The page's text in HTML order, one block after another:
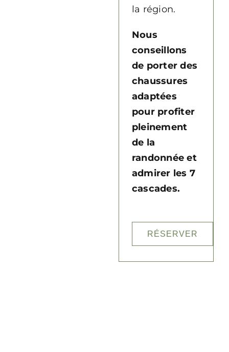
la région.
Nous
conseillons
de porter des
chaussures
adaptées
pour profiter
pleinement
de la
randonnée et
admirer les 7
cascades.
RÉSERVER